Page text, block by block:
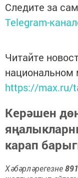
Следите за
Telegram-
Читайте
https://max.ru/
Керәшен
карап
Хәбәрләрегезне